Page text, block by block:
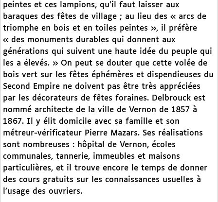
peintes et ces lampions, qu’il faut laisser aux
baraques des fêtes de village ; au lieu des « arcs de
triomphe en bois et en toiles peintes », il préfère
« des monuments durables qui donnent aux
générations qui suivent une haute idée du peuple qui
les a élevés. » On peut se douter que cette volée de
bois vert sur les fêtes éphémères et dispendieuses du
Second Empire ne doivent pas être très appréciées
par les décorateurs de fêtes foraines. Delbrouck est
nommé architecte de la ville de Vernon de 1857 à
1867. Il y élit domicile avec sa famille et son
métreur-vérificateur Pierre Mazars. Ses réalisations
sont nombreuses : hôpital de Vernon, écoles
communales, tannerie, immeubles et maisons
particulières, et il trouve encore le temps de donner
des cours gratuits sur les connaissances usuelles à
l’usage des ouvriers.